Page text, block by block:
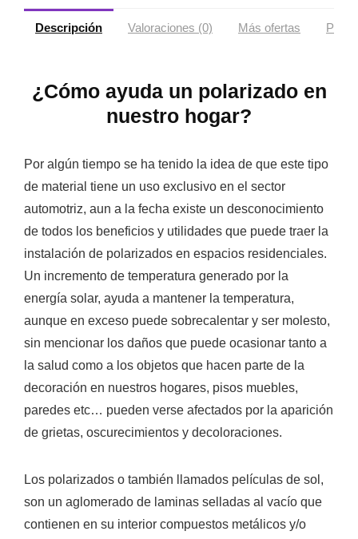
Descripción Valoraciones (0) Más ofertas
¿Cómo ayuda un polarizado en
nuestro hogar?
Por algún tiempo se ha tenido la idea de que este tipo
de material tiene un uso exclusivo en el sector
automotriz, aun a la fecha existe un desconocimiento
de todos los beneficios y utilidades que puede traer la
instalación de polarizados en espacios residenciales.
Un incremento de temperatura generado por la
energía solar, ayuda a mantener la temperatura,
aunque en exceso puede sobrecalentar y ser molesto,
sin mencionar los daños que puede ocasionar tanto a
la salud como a los objetos que hacen parte de la
decoración en nuestros hogares, pisos muebles,
paredes etc… pueden verse afectados por la aparición
de grietas, oscurecimientos y decoloraciones.
Los polarizados o también llamados películas de sol,
son un aglomerado de laminas selladas al vacío que
contienen en su interior compuestos metálicos y/o